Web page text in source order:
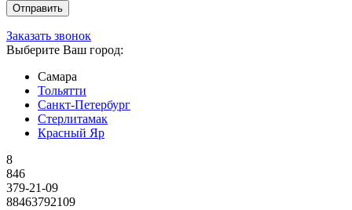
Заказать звонок
Выберите Ваш город:
Самара
Тольятти
Санкт-Петербург
Стерлитамак
Красный Яр
8
846
379-21-09
88463792109